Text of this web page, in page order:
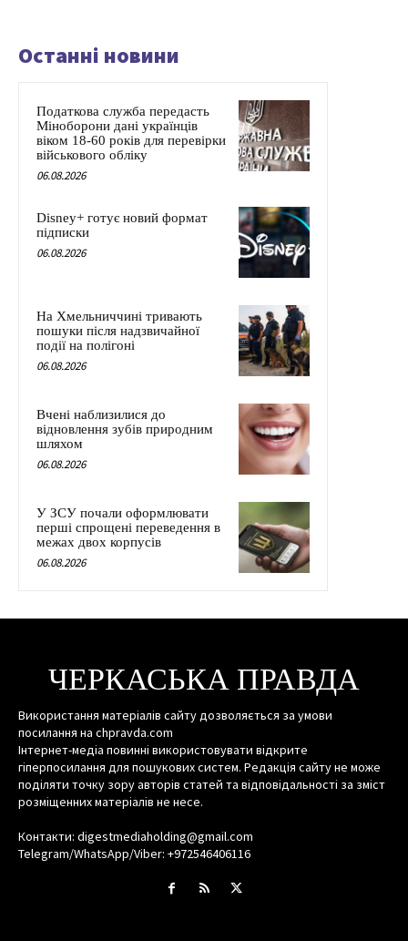
Останні новини
Податкова служба передасть
Міноборони дані українців
віком 18-60 років для перевірки
військового обліку
06.08.2026
Disney+ готує новий формат
підписки
06.08.2026
На Хмельниччині тривають
пошуки після надзвичайної
події на полігоні
06.08.2026
Вчені наблизилися до
відновлення зубів природним
шляхом
06.08.2026
У ЗСУ почали оформлювати
перші спрощені переведення в
межах двох корпусів
06.08.2026
ЧЕРКАСЬКА ПРАВДА
Використання матеріалів сайту дозволяється за умови
посилання на chpravda.com
Інтернет-медіа повинні використовувати відкрите
гіперпосилання для пошукових систем. Редакція сайту не може
поділяти точку зору авторів статей та відповідальності за зміст
розміщенних матеріалів не несе.
Контакти: digestmediaholding@gmail.com
Telegram/WhatsApp/Viber: +972546406116